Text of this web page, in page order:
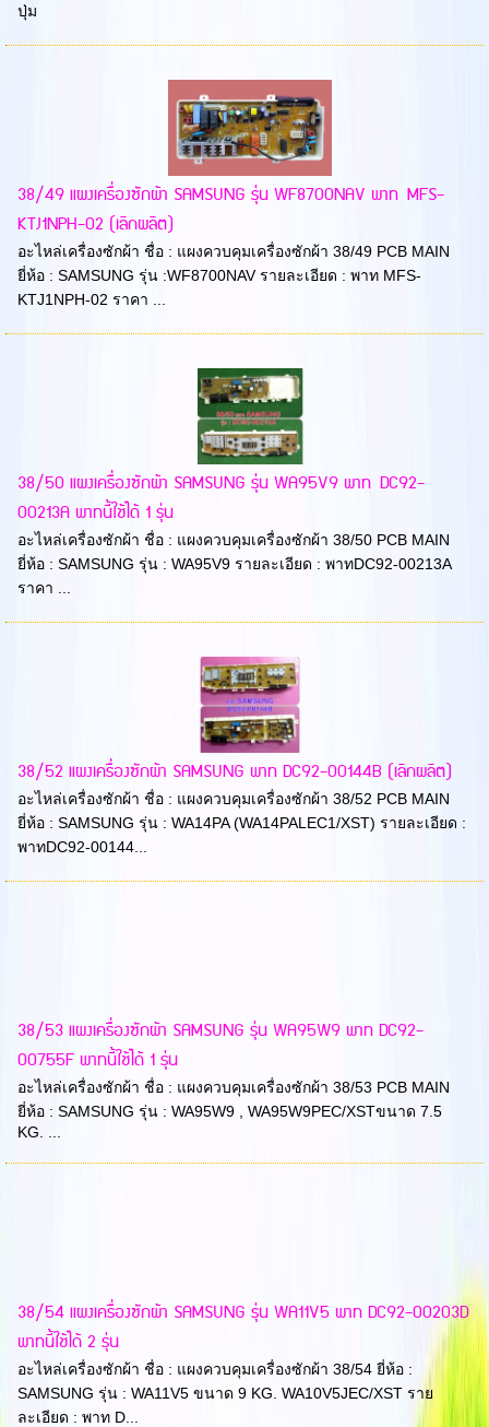
ปุ่ม
38/49 แผงเครื่องซักผ้า SAMSUNG รุ่น WF8700NAV พาท MFS-
KTJ1NPH-02 (เลิกผลิต)
อะไหล่เครื่องซักผ้า ชื่อ : แผงควบคุมเครื่องซักผ้า 38/49 PCB MAIN
ยี่ห้อ : SAMSUNG รุ่น :WF8700NAV รายละเอียด : พาท MFS-
KTJ1NPH-02 ราคา ...
38/50 แผงเครื่องซักผ้า SAMSUNG รุ่น WA95V9 พาท DC92-
00213A พาทนี้ใช้ได้ 1 รุ่น
อะไหล่เครื่องซักผ้า ชื่อ : แผงควบคุมเครื่องซักผ้า 38/50 PCB MAIN
ยี่ห้อ : SAMSUNG รุ่น : WA95V9 รายละเอียด : พาทDC92-00213A
ราคา ...
38/52 แผงเครื่องซักผ้า SAMSUNG พาท DC92-00144B (เลิกผลิต)
อะไหล่เครื่องซักผ้า ชื่อ : แผงควบคุมเครื่องซักผ้า 38/52 PCB MAIN
ยี่ห้อ : SAMSUNG รุ่น : WA14PA (WA14PALEC1/XST) รายละเอียด :
พาทDC92-00144...
38/53 แผงเครื่องซักผ้า SAMSUNG รุ่น WA95W9 พาท DC92-
00755F พาทนี้ใช้ได้ 1 รุ่น
อะไหล่เครื่องซักผ้า ชื่อ : แผงควบคุมเครื่องซักผ้า 38/53 PCB MAIN
ยี่ห้อ : SAMSUNG รุ่น : WA95W9 , WA95W9PEC/XSTขนาด 7.5
KG. ...
38/54 แผงเครื่องซักผ้า SAMSUNG รุ่น WA11V5 พาท DC92-00203D
พาทนี้ใช้ได้ 2 รุ่น
อะไหล่เครื่องซักผ้า ชื่อ : แผงควบคุมเครื่องซักผ้า 38/54 ยี่ห้อ :
SAMSUNG รุ่น : WA11V5 ขนาด 9 KG. WA10V5JEC/XST ราย
ละเอียด : พาท D...